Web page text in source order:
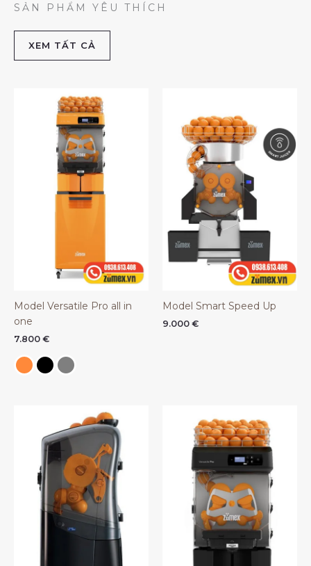
SẢN PHẨM YÊU THÍCH
XEM TẤT CẢ
Model Versatile Pro all in
one
7.800 €
Model Smart Speed Up
9.000 €